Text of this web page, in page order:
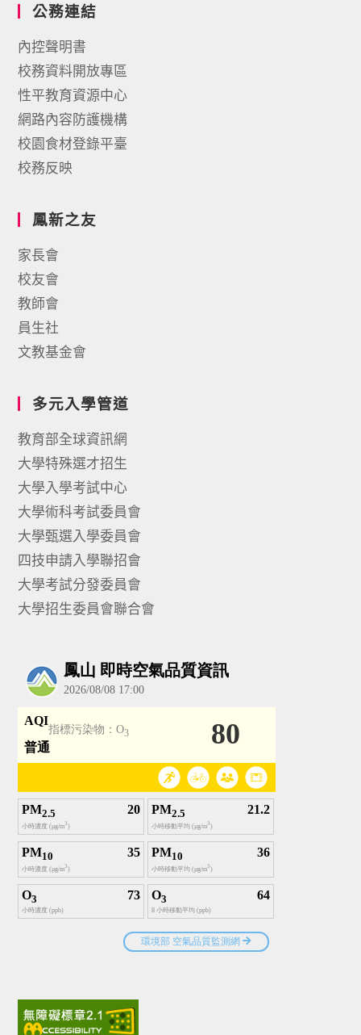
公務連結
內控聲明書
校務資料開放專區
性平教育資源中心
網路內容防護機構
校園食材登錄平臺
校務反映
鳳新之友
家長會
校友會
教師會
員生社
文教基金會
多元入學管道
教育部全球資訊網
大學特殊選才招生
大學入學考試中心
大學術科考試委員會
大學甄選入學委員會
四技申請入學聯招會
大學考試分發委員會
大學招生委員會聯合會